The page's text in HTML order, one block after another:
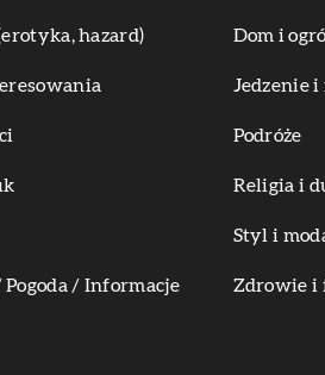
hazard) Dom i
Jedzenie i
Podróże
Religia i
Styl i
/ Informacje Zdrowie i